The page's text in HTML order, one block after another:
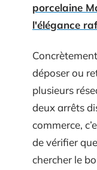
porcelaine
l'élégance
déposer ou
plusieurs
deux arrêts
commerce,
de vérifier
chercher le